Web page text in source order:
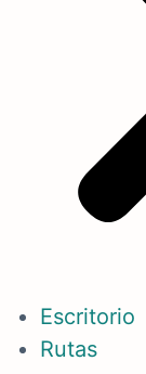
Escritorio
Rutas